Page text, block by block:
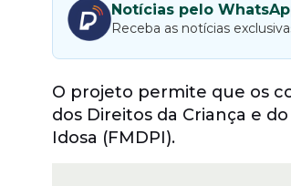
Notícias pelo
Receba as notícias
O projeto permite que os
dos Direitos da Criança e
Idosa (FMDPI).